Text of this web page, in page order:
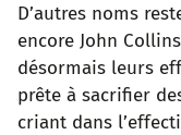
D’autres noms
encore John
désormais leurs
prête à sacrifier
criant dans